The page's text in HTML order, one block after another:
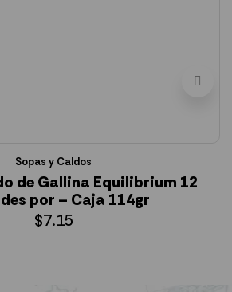
Sopas y Caldos
de Gallina Equilibrium 12
por – Caja 114gr
$7.15